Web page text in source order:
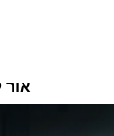
יודעים את
אור